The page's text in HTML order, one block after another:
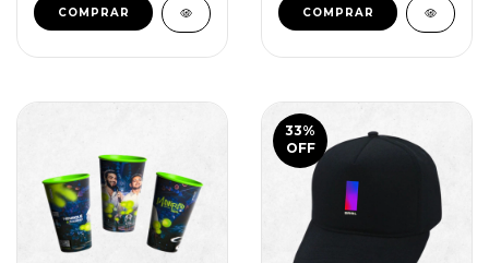
COMPRAR COMPRAR
33%
OFF